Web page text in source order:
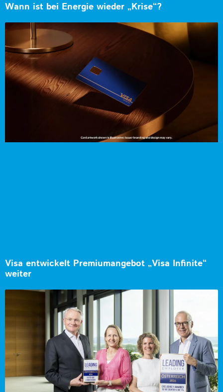
Wann ist bei Energie wieder „Krise“?
Visa entwickelt Premiumangebot „Visa Infinite“
weiter